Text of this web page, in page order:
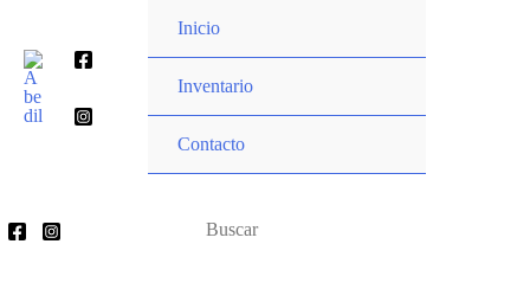
contenido
Inicio
Inventario
Contacto
por: